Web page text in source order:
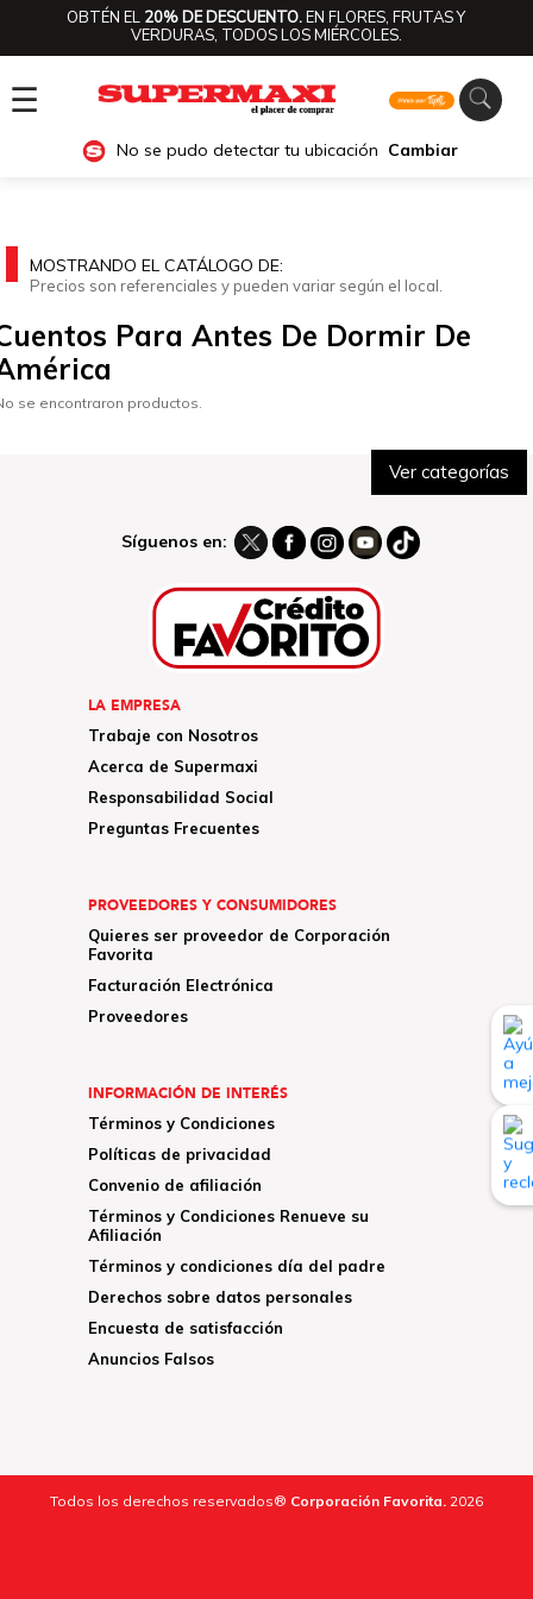
OBTÉN EL 20% DE DESCUENTO.EN FLORES, FRUTAS Y
VERDURAS, TODOS LOS MIÉRCOLES.
☰
No se pudo detectar tu ubicación Cambiar
Ver categorías
MOSTRANDO EL CATÁLOGO DE:
Precios son referenciales y pueden variar según el local.
Para Antes De Dormir De
se encontraron productos.
Síguenos en:
LA EMPRESA
Trabaje con Nosotros
Acerca de Supermaxi
Responsabilidad Social
Preguntas Frecuentes
PROVEEDORES Y CONSUMIDORES
Quieres ser proveedor de Corporación
Favorita
Facturación Electrónica
Proveedores
INFORMACIÓN DE INTERÉS
Términos y Condiciones
Políticas de privacidad
Convenio de afiliación
Términos y Condiciones Renueve su
Afiliación
Términos y condiciones día del padre
Derechos sobre datos personales
Encuesta de satisfacción
Anuncios Falsos
Todos los derechos reservados® Corporación Favorita. 2026